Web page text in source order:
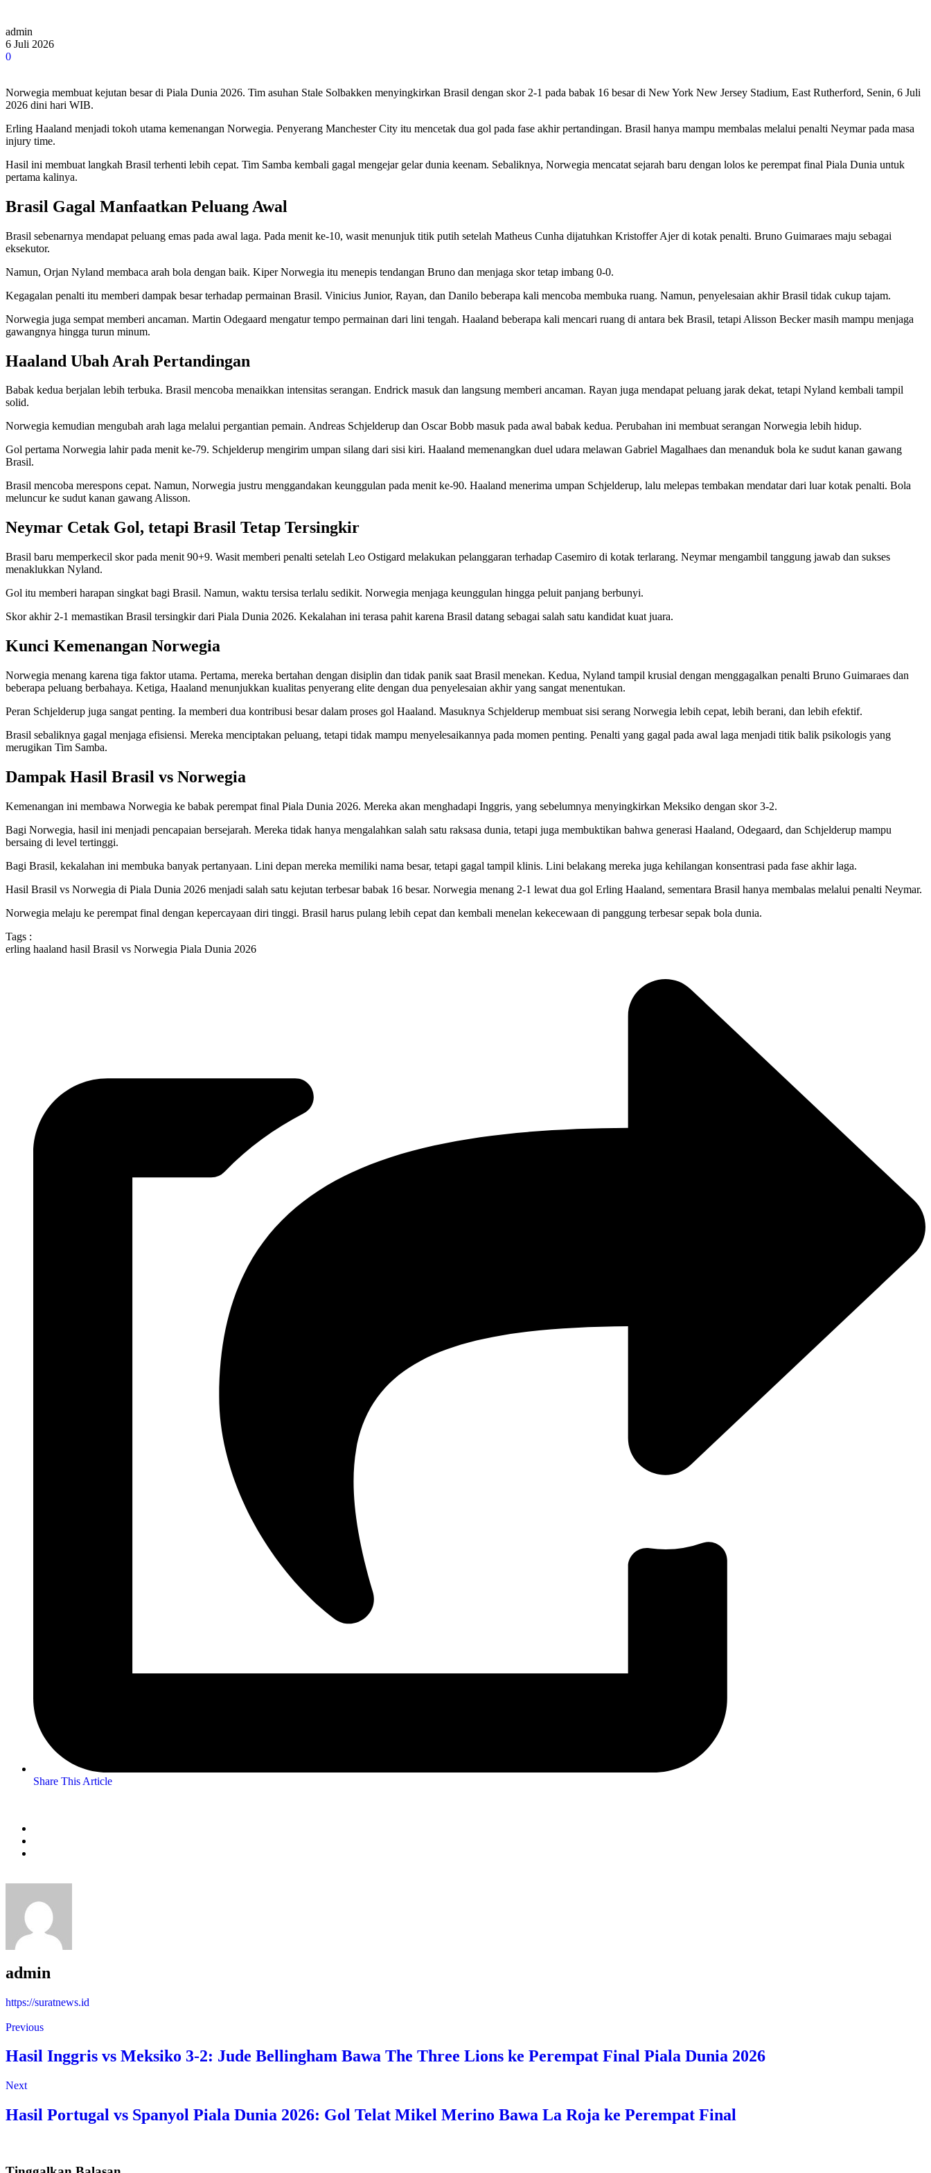
admin
6 Juli 2026
0
Norwegia membuat kejutan besar di Piala Dunia 2026. Tim asuhan Stale Solbakken menyingkirkan Brasil dengan skor 2-1 pada babak 16 besar di New York New Jersey Stadium, East Rutherford, Senin, 6 Juli
2026 dini hari WIB.
Erling Haaland menjadi tokoh utama kemenangan Norwegia. Penyerang Manchester City itu mencetak dua gol pada fase akhir pertandingan. Brasil hanya mampu membalas melalui penalti Neymar pada masa
injury time.
Hasil ini membuat langkah Brasil terhenti lebih cepat. Tim Samba kembali gagal mengejar gelar dunia keenam. Sebaliknya, Norwegia mencatat sejarah baru dengan lolos ke perempat final Piala Dunia untuk
pertama kalinya.
Brasil Gagal Manfaatkan Peluang Awal
Brasil sebenarnya mendapat peluang emas pada awal laga. Pada menit ke-10, wasit menunjuk titik putih setelah Matheus Cunha dijatuhkan Kristoffer Ajer di kotak penalti. Bruno Guimaraes maju sebagai
eksekutor.
Namun, Orjan Nyland membaca arah bola dengan baik. Kiper Norwegia itu menepis tendangan Bruno dan menjaga skor tetap imbang 0-0.
Kegagalan penalti itu memberi dampak besar terhadap permainan Brasil. Vinicius Junior, Rayan, dan Danilo beberapa kali mencoba membuka ruang. Namun, penyelesaian akhir Brasil tidak cukup tajam.
Norwegia juga sempat memberi ancaman. Martin Odegaard mengatur tempo permainan dari lini tengah. Haaland beberapa kali mencari ruang di antara bek Brasil, tetapi Alisson Becker masih mampu menjaga
gawangnya hingga turun minum.
Haaland Ubah Arah Pertandingan
Babak kedua berjalan lebih terbuka. Brasil mencoba menaikkan intensitas serangan. Endrick masuk dan langsung memberi ancaman. Rayan juga mendapat peluang jarak dekat, tetapi Nyland kembali tampil
solid.
Norwegia kemudian mengubah arah laga melalui pergantian pemain. Andreas Schjelderup dan Oscar Bobb masuk pada awal babak kedua. Perubahan ini membuat serangan Norwegia lebih hidup.
Gol pertama Norwegia lahir pada menit ke-79. Schjelderup mengirim umpan silang dari sisi kiri. Haaland memenangkan duel udara melawan Gabriel Magalhaes dan menanduk bola ke sudut kanan gawang
Brasil.
Brasil mencoba merespons cepat. Namun, Norwegia justru menggandakan keunggulan pada menit ke-90. Haaland menerima umpan Schjelderup, lalu melepas tembakan mendatar dari luar kotak penalti. Bola
meluncur ke sudut kanan gawang Alisson.
Neymar Cetak Gol, tetapi Brasil Tetap Tersingkir
Brasil baru memperkecil skor pada menit 90+9. Wasit memberi penalti setelah Leo Ostigard melakukan pelanggaran terhadap Casemiro di kotak terlarang. Neymar mengambil tanggung jawab dan sukses
menaklukkan Nyland.
Gol itu memberi harapan singkat bagi Brasil. Namun, waktu tersisa terlalu sedikit. Norwegia menjaga keunggulan hingga peluit panjang berbunyi.
Skor akhir 2-1 memastikan Brasil tersingkir dari Piala Dunia 2026. Kekalahan ini terasa pahit karena Brasil datang sebagai salah satu kandidat kuat juara.
Kunci Kemenangan Norwegia
Norwegia menang karena tiga faktor utama. Pertama, mereka bertahan dengan disiplin dan tidak panik saat Brasil menekan. Kedua, Nyland tampil krusial dengan menggagalkan penalti Bruno Guimaraes dan
beberapa peluang berbahaya. Ketiga, Haaland menunjukkan kualitas penyerang elite dengan dua penyelesaian akhir yang sangat menentukan.
Peran Schjelderup juga sangat penting. Ia memberi dua kontribusi besar dalam proses gol Haaland. Masuknya Schjelderup membuat sisi serang Norwegia lebih cepat, lebih berani, dan lebih efektif.
Brasil sebaliknya gagal menjaga efisiensi. Mereka menciptakan peluang, tetapi tidak mampu menyelesaikannya pada momen penting. Penalti yang gagal pada awal laga menjadi titik balik psikologis yang
merugikan Tim Samba.
Dampak Hasil Brasil vs Norwegia
Kemenangan ini membawa Norwegia ke babak perempat final Piala Dunia 2026. Mereka akan menghadapi Inggris, yang sebelumnya menyingkirkan Meksiko dengan skor 3-2.
Bagi Norwegia, hasil ini menjadi pencapaian bersejarah. Mereka tidak hanya mengalahkan salah satu raksasa dunia, tetapi juga membuktikan bahwa generasi Haaland, Odegaard, dan Schjelderup mampu
bersaing di level tertinggi.
Bagi Brasil, kekalahan ini membuka banyak pertanyaan. Lini depan mereka memiliki nama besar, tetapi gagal tampil klinis. Lini belakang mereka juga kehilangan konsentrasi pada fase akhir laga.
Hasil Brasil vs Norwegia di Piala Dunia 2026 menjadi salah satu kejutan terbesar babak 16 besar. Norwegia menang 2-1 lewat dua gol Erling Haaland, sementara Brasil hanya membalas melalui penalti Neymar.
Norwegia melaju ke perempat final dengan kepercayaan diri tinggi. Brasil harus pulang lebih cepat dan kembali menelan kekecewaan di panggung terbesar sepak bola dunia.
Tags :
erling haaland hasil Brasil vs Norwegia Piala Dunia 2026
Share This Article
admin
https://suratnews.id
Previous
Hasil Inggris vs Meksiko 3-2: Jude Bellingham Bawa The Three Lions ke Perempat Final Piala Dunia 2026
Next
Hasil Portugal vs Spanyol Piala Dunia 2026: Gol Telat Mikel Merino Bawa La Roja ke Perempat Final